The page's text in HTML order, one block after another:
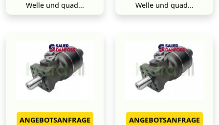
Welle und quad...
Welle und quad...
ANGEBOTSANFRAGE
ANGEBOTSANFRAGE